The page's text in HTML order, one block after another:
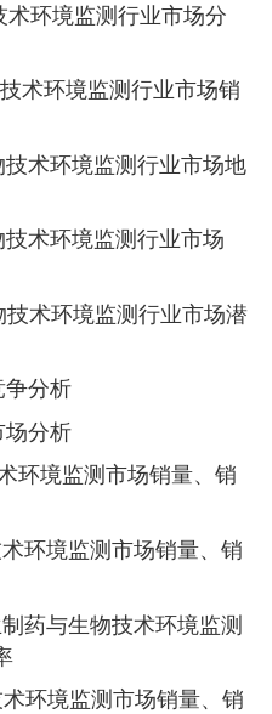
环境监测行业市场分
术环境监测行业市场销
术环境监测行业市场地
术环境监测行业市场
术环境监测行业市场潜
争分析
场分析
环境监测市场销量、销
环境监测市场销量、销
药与生物技术环境监测
环境监测市场销量、销